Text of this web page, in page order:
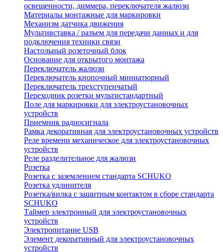
освещенности, диммера, переключателя жалюзи
Материалы монтажные для маркировки
Механизм датчика движения
Мультивставка / разъем для передачи данных и для
подключения техники связи
Настольный розеточный блок
Основание для открытого монтажа
Переключатель жалюзи
Переключатель кнопочный миниатюрный
Переключатель трехступенчатый
Переходник розетки мультистандартный
Поле для маркировки для электроустановочных
устройств
Приемник радиосигнала
Рамка декоративная для электроустановочных устройств
Реле времени механическое для электроустановочных
устройств
Реле разделительное для жалюзи
Розетка
Розетка с заземлением стандарта SCHUKO
Розетка удлинителя
Розетка/вилка с защитным контактом в сборе стандарта
SCHUKO
Таймер электронный для электроустановочных
устройств
Электропитание USB
Элемент декоративный для электроустановочных
устройств